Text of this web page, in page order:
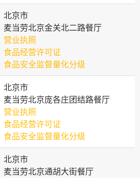
北京市
麦当劳北京金关北二路餐厅
营业执照
食品经营许可证
食品安全监督量化分级
北京市
麦当劳北京庞各庄团结路餐厅
营业执照
食品经营许可证
食品安全监督量化分级
北京市
麦当劳北京通胡大街餐厅